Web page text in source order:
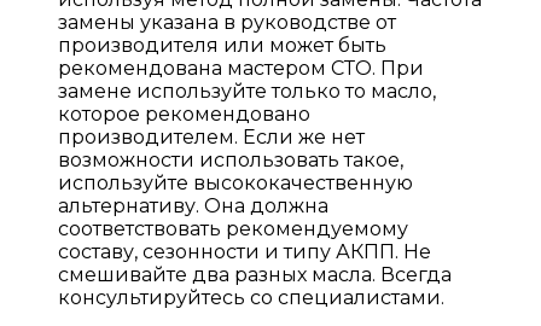
замены указана в руководстве от
производителя или может быть
рекомендована мастером СТО. При
замене используйте только то масло,
которое рекомендовано
производителем. Если же нет
возможности использовать такое,
используйте высококачественную
альтернативу. Она должна
соответствовать рекомендуемому
составу, сезонности и типу АКПП. Не
смешивайте два разных масла. Всегда
консультируйтесь со специалистами.